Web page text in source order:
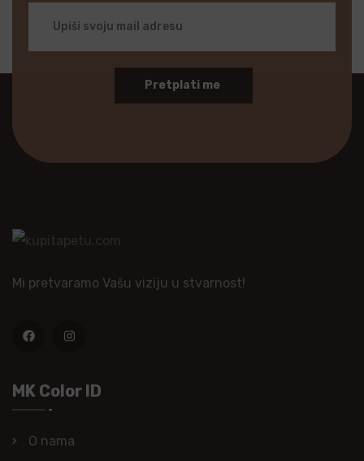
Pretplati me
Mi pretvaramo Vašu viziju u stvarnost!
MK Color ID
O nama